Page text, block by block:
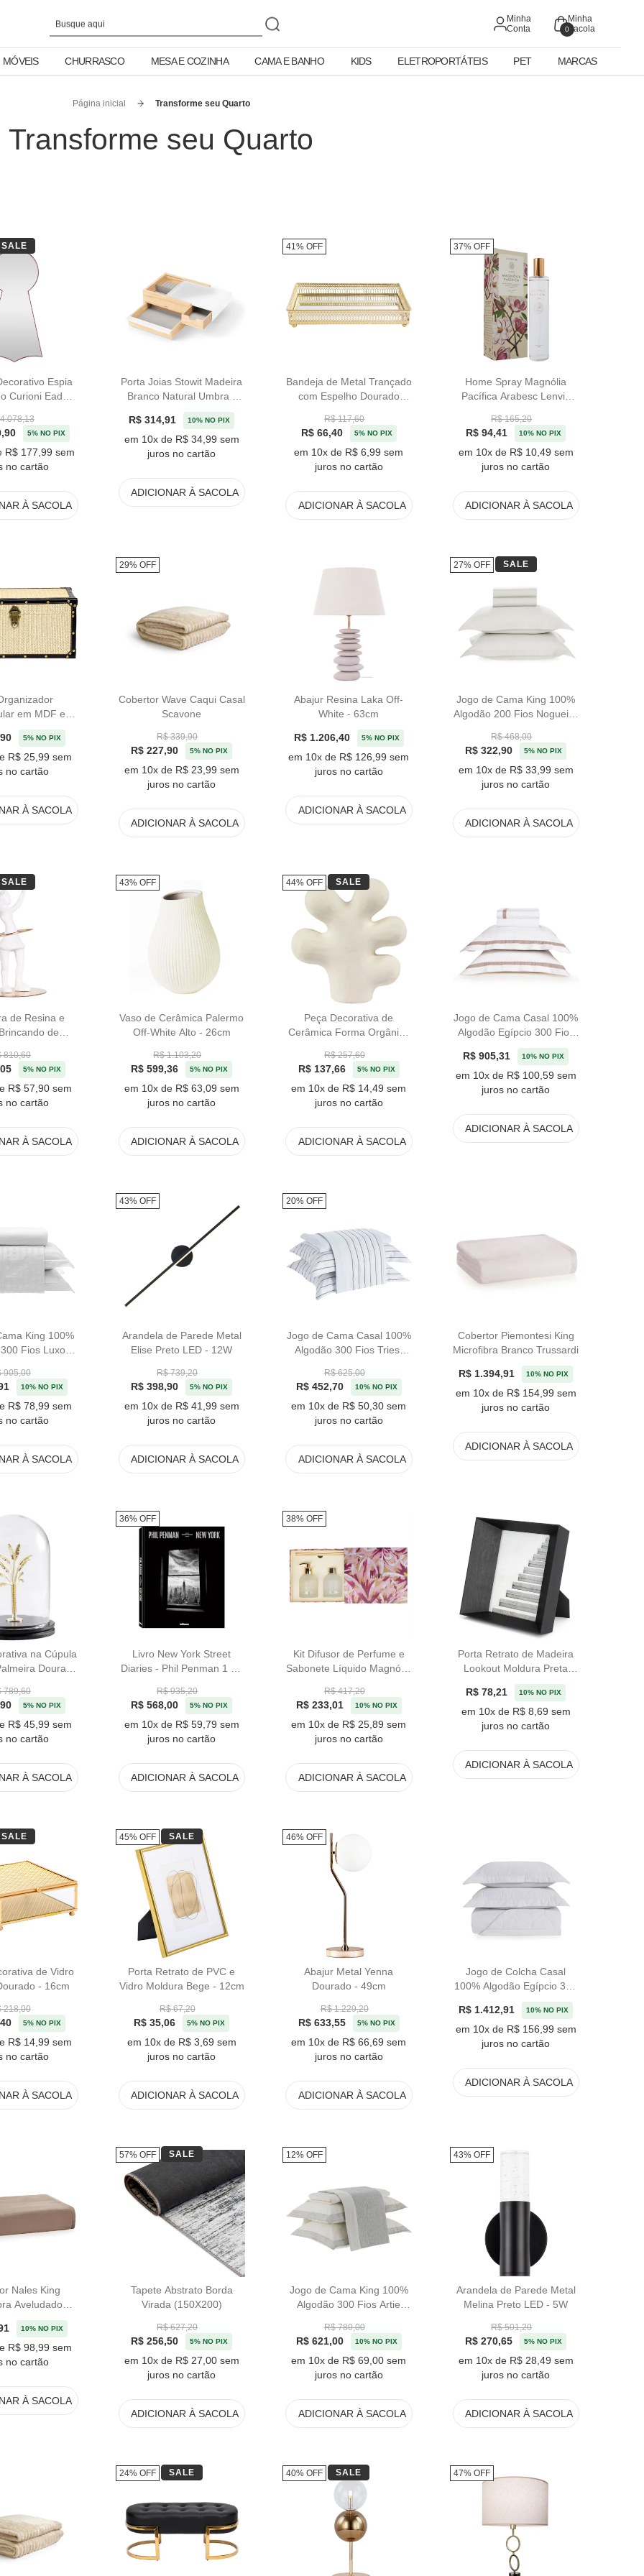
Minha
Conta
0
Minha
Sacola
MÓVEIS CHURRASCO MESA E COZINHA CAMA E BANHO KIDS ELETROPORTÁTEIS PET MARCAS
Página inicial Transforme seu Quarto
Transforme seu Quarto
Espia
Curioni Eadel -
5% NO PIX
R$ 177,99 sem
no cartão
SALE
À SACOLA
Porta Joias Stowit Madeira
Branco Natural Umbra -
22,09cm
R$ 314,91 10% NO PIX
em 10x de R$ 34,99 sem
juros no cartão
ADICIONAR À SACOLA
Bandeja de Metal Trançado
com Espelho Dourado
R$ 117,60
R$ 66,40 5% NO PIX
em 10x de R$ 6,99 sem
juros no cartão
41% OFF
ADICIONAR À SACOLA
Home Spray Magnólia
Pacífica Arabesc Lenvie
R$ 165,20
R$ 94,41 10% NO PIX
em 10x de R$ 10,49 sem
juros no cartão
37% OFF
ADICIONAR À SACOLA
em MDF e
- 25x50cm
5% NO PIX
R$ 25,99 sem
no cartão
À SACOLA
Cobertor Wave Caqui Casal
Scavone
R$ 339,90
R$ 227,90 5% NO PIX
em 10x de R$ 23,99 sem
juros no cartão
29% OFF
ADICIONAR À SACOLA
Abajur Resina Laka Off-
White - 63cm
R$ 1.206,40 5% NO PIX
em 10x de R$ 126,99 sem
juros no cartão
ADICIONAR À SACOLA
Jogo de Cama King 100%
Algodão 200 Fios Nogueira
R$ 468,00
R$ 322,90 5% NO PIX
em 10x de R$ 33,99 sem
juros no cartão
27% OFF SALE
ADICIONAR À SACOLA
de Resina e
de
810,60
5% NO PIX
R$ 57,90 sem
no cartão
SALE
À SACOLA
Vaso de Cerâmica Palermo
Off-White Alto - 26cm
R$ 1.103,20
R$ 599,36 5% NO PIX
em 10x de R$ 63,09 sem
juros no cartão
43% OFF
ADICIONAR À SACOLA
Peça Decorativa de
Cerâmica Forma Orgânica
R$ 257,60
R$ 137,66 5% NO PIX
em 10x de R$ 14,49 sem
juros no cartão
44% OFF SALE
ADICIONAR À SACOLA
Jogo de Cama Casal 100%
Algodão Egípcio 300 Fios
Branco/Nociola Vercelli
Trussardi
R$ 905,31 10% NO PIX
em 10x de R$ 100,59 sem
juros no cartão
ADICIONAR À SACOLA
King 100%
Fios Luxor
905,00
10% NO PIX
R$ 78,99 sem
no cartão
À SACOLA
Arandela de Parede Metal
Elise Preto LED - 12W
R$ 739,20
R$ 398,90 5% NO PIX
em 10x de R$ 41,99 sem
juros no cartão
43% OFF
ADICIONAR À SACOLA
Jogo de Cama Casal 100%
Algodão 300 Fios Triest
R$ 625,00
R$ 452,70 10% NO PIX
em 10x de R$ 50,30 sem
juros no cartão
20% OFF
ADICIONAR À SACOLA
Cobertor Piemontesi King
Microfibra Branco Trussardi
R$ 1.394,91 10% NO PIX
em 10x de R$ 154,99 sem
juros no cartão
ADICIONAR À SACOLA
na Cúpula
Dourada
789,60
5% NO PIX
R$ 45,99 sem
no cartão
À SACOLA
Livro New York Street
Diaries - Phil Penman 1 Ed
R$ 935,20
R$ 568,00 5% NO PIX
em 10x de R$ 59,79 sem
juros no cartão
36% OFF
ADICIONAR À SACOLA
Kit Difusor de Perfume e
Sabonete Líquido Magnólia
R$ 417,20
R$ 233,01 10% NO PIX
em 10x de R$ 25,89 sem
juros no cartão
38% OFF
ADICIONAR À SACOLA
Porta Retrato de Madeira
Lookout Moldura Preta
Umbra - 19,68cm
R$ 78,21 10% NO PIX
em 10x de R$ 8,69 sem
juros no cartão
ADICIONAR À SACOLA
de Vidro
- 16cm
218,00
5% NO PIX
R$ 14,99 sem
no cartão
SALE
À SACOLA
Porta Retrato de PVC e
Vidro Moldura Bege - 12cm
R$ 67,20
R$ 35,06 5% NO PIX
em 10x de R$ 3,69 sem
juros no cartão
45% OFF SALE
ADICIONAR À SACOLA
Abajur Metal Yenna
Dourado - 49cm
R$ 1.229,20
R$ 633,55 5% NO PIX
em 10x de R$ 66,69 sem
juros no cartão
46% OFF
ADICIONAR À SACOLA
Jogo de Colcha Casal
100% Algodão Egípcio 300
Fios Branco Piaceri
Trussardi
R$ 1.412,91 10% NO PIX
em 10x de R$ 156,99 sem
juros no cartão
ADICIONAR À SACOLA
Nales King
Aveludado
Trussardi
10% NO PIX
R$ 98,99 sem
no cartão
À SACOLA
Tapete Abstrato Borda
Virada (150X200)
R$ 627,20
R$ 256,50 5% NO PIX
em 10x de R$ 27,00 sem
juros no cartão
57% OFF SALE
ADICIONAR À SACOLA
Jogo de Cama King 100%
Algodão 300 Fios Artie
R$ 780,00
R$ 621,00 10% NO PIX
em 10x de R$ 69,00 sem
juros no cartão
12% OFF
ADICIONAR À SACOLA
Arandela de Parede Metal
Melina Preto LED - 5W
R$ 501,20
R$ 270,65 5% NO PIX
em 10x de R$ 28,49 sem
juros no cartão
43% OFF
ADICIONAR À SACOLA
24% OFF SALE 40% OFF SALE 47% OFF